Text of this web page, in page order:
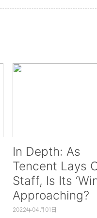
In Depth: As
Tencent Lays
Staff, Is Its
Approaching?
2022年04月01日